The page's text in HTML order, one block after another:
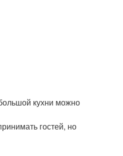
кухни можно
гостей, но